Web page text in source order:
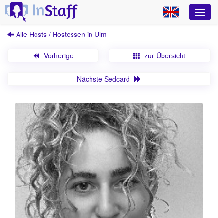
Alle Hosts / Hostessen in Ulm
Vorherige zur Übersicht
Nächste Sedcard